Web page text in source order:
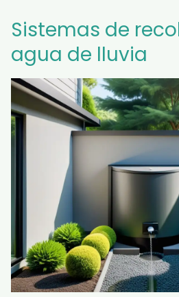
Sistemas de
agua de lluvia